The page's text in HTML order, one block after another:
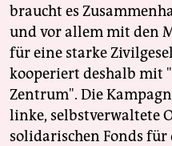
braucht es
und vor allem mit den
für eine starke
kooperiert deshalb mit
Zentrum". Die
linke, selbstverwaltete
solidarischen Fonds